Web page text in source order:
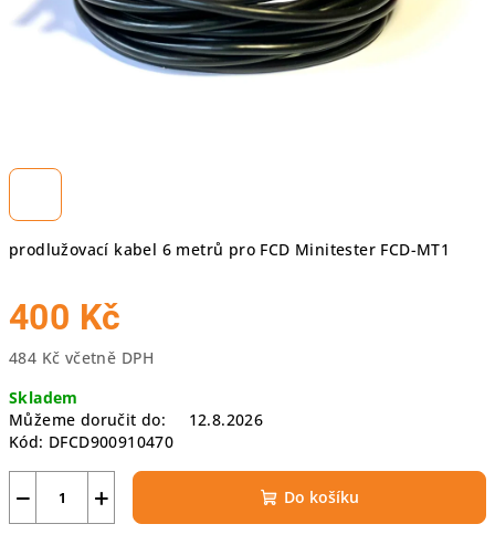
prodlužovací kabel 6 metrů pro FCD Minitester FCD-MT1
400 Kč
484 Kč včetně DPH
cena:
Skladem
Můžeme doručit do:
12.8.2026
Kód: DFCD900910470
+
− Do košíku